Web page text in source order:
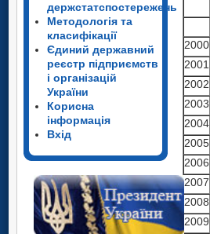
держстатспостережень
Методологія та
класифікації
Єдиний державний
реєстр підприємств
і організацій
України
Корисна
інформація
Вхід
2000
2001
2002
2003
2004
2005
2006
2007
2008
2009